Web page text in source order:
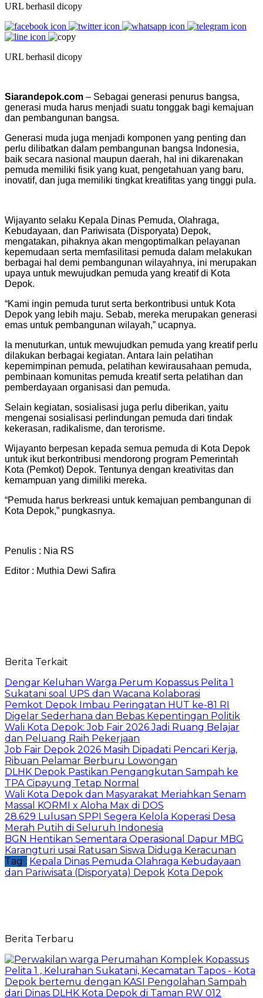
URL berhasil dicopy
URL berhasil dicopy
Siarandepok.com – Sebagai generasi penurus bangsa,
generasi muda harus menjadi suatu tonggak bagi kemajuan
dan pembangunan bangsa.
Generasi muda juga menjadi komponen yang penting dan
perlu dilibatkan dalam pembangunan bangsa Indonesia,
baik secara nasional maupun daerah, hal ini dikarenakan
pemuda memiliki fisik yang kuat, pengetahuan yang baru,
inovatif, dan juga memiliki tingkat kreatifitas yang tinggi pula.
Wijayanto selaku Kepala Dinas Pemuda, Olahraga,
Kebudayaan, dan Pariwisata (Disporyata) Depok,
mengatakan, pihaknya akan mengoptimalkan pelayanan
kepemudaan serta memfasilitasi pemuda dalam melakukan
berbagai hal demi pembangunan wilayahnya, ini merupakan
upaya untuk mewujudkan pemuda yang kreatif di Kota
Depok.
“Kami ingin pemuda turut serta berkontribusi untuk Kota
Depok yang lebih maju. Sebab, mereka merupakan generasi
emas untuk pembangunan wilayah,” ucapnya.
Ia menuturkan, untuk mewujudkan pemuda yang kreatif perlu
dilakukan berbagai kegiatan. Antara lain pelatihan
kepemimpinan pemuda, pelatihan kewirausahaan pemuda,
pembinaan komunitas pemuda kreatif serta pelatihan dan
pemberdayaan organisasi dan pemuda.
Selain kegiatan, sosialisasi juga perlu diberikan, yaitu
mengenai sosialisasi perlindungan pemuda dari tindak
kekerasan, radikalisme, dan terorisme.
Wijayanto berpesan kepada semua pemuda di Kota Depok
untuk ikut berkontribusi mendorong program Pemerintah
Kota (Pemkot) Depok. Tentunya dengan kreativitas dan
kemampuan yang dimiliki mereka.
“Pemuda harus berkreasi untuk kemajuan pembangunan di
Kota Depok,” pungkasnya.
Penulis : Nia RS
Editor : Muthia Dewi Safira
Berita Terkait
Dengar Keluhan Warga Perum Kopassus Pelita 1
Sukatani soal UPS dan Wacana Kolaborasi
Pemkot Depok Imbau Peringatan HUT ke-81 RI
Digelar Sederhana dan Bebas Kepentingan Politik
Wali Kota Depok: Job Fair 2026 Jadi Ruang Belajar
dan Peluang Raih Pekerjaan
Job Fair Depok 2026 Masih Dipadati Pencari Kerja,
Ribuan Pelamar Berburu Lowongan
DLHK Depok Pastikan Pengangkutan Sampah ke
TPA Cipayung Tetap Normal
Wali Kota Depok dan Masyarakat Meriahkan Senam
Massal KORMI x Aloha Max di DOS
28.629 Lulusan SPPI Segera Kelola Koperasi Desa
Merah Putih di Seluruh Indonesia
BGN Hentikan Sementara Operasional Dapur MBG
Karangturi usai Ratusan Siswa Diduga Keracunan
Tag : Kepala Dinas Pemuda Olahraga Kebudayaan
dan Pariwisata (Disporyata) Depok Kota Depok
Berita Terbaru